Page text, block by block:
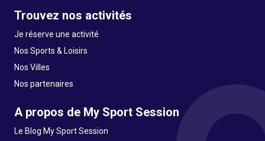
Trouvez nos activités
Je réserve une activité
Nos Sports & Loisirs
Nos Villes
Nos partenaires
A propos de My Sport Session
Le Blog My Sport Session